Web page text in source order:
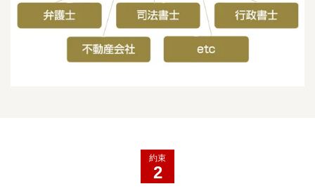
約束
2